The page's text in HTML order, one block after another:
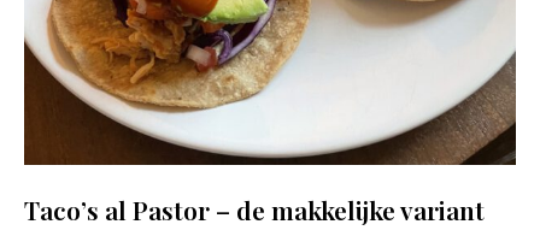
Taco’s al Pastor – de makkelijke variant